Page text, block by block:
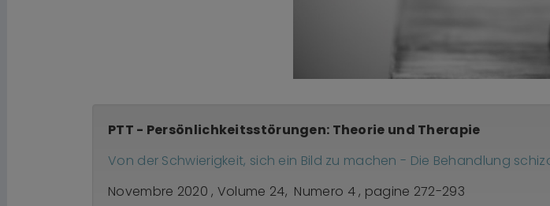
PTT - Persönlichkeitsstörungen: Theorie und Therapie
Von der Schwierigkeit, sich ein Bild zu machen - Die Behandlung
Novembre 2020 , Volume 24, Numero 4 , pagine 272-293